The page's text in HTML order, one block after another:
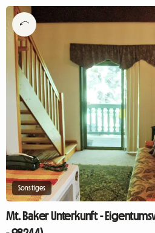
Sonstiges
Mt. Baker Unterkunft -